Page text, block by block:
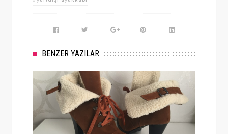
BENZER YAZILAR